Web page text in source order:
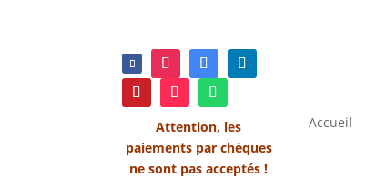
Attention, les
paiements par chèques
ne sont pas acceptés !
Accueil